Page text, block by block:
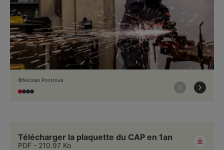
©Nicolas Pontroué
Télécharger la plaquette du CAP en 1an
PDF 210.97 Ko